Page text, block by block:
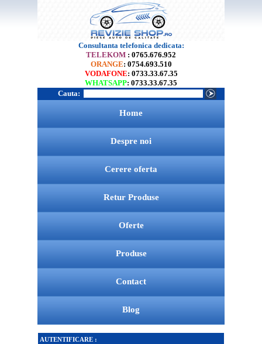
Consultanta telefonica dedicata:
TELEKOM : 0765.676.952
ORANGE: 0754.693.510
VODAFONE: 0733.33.67.35
WHATSAPP: 0733.33.67.35
Cauta:
Home
Despre noi
Cerere oferta
Retur Produse
Oferte
Produse
Contact
Blog
AUTENTIFICARE :